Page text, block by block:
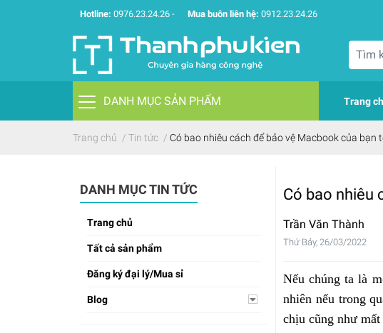
Hotline: 0976.23.24.26 - Mua buôn liên hệ: 0912.23.24.26
DANH MỤC SẢN PHẨM Trang
Trang chủ / Tin tức / Có bao nhiêu cách để bảo vệ Macbook của bạn
DANH MỤC TIN TỨC
Trang chủ
Tất cả sản phẩm
Đăng ký đại lý/Mua sỉ
Blog
Có bao nhiêu
Trần Văn Thành
Thứ Bảy, 26/03/2022
Nếu chúng ta là
nhiên nếu trong
chịu cũng như